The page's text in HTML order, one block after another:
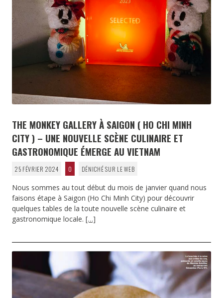
THE MONKEY GALLERY À SAIGON ( HO CHI MINH
CITY ) – UNE NOUVELLE SCÈNE CULINAIRE ET
GASTRONOMIQUE ÉMERGE AU VIETNAM
25 FÉVRIER 2024 0 DÉNICHÉ SUR LE WEB
Nous sommes au tout début du mois de janvier quand nous
faisons étape à Saigon (Ho Chi Minh City) pour découvrir
quelques tables de la toute nouvelle scène culinaire et
gastronomique locale. […]